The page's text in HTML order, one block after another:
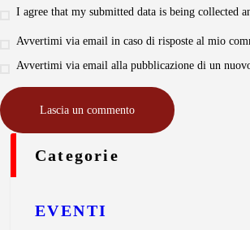
I agree that my submitted data is being collected
Avvertimi via email in caso di risposte al mio
Avvertimi via email alla pubblicazione di un
Categorie
EVENTI